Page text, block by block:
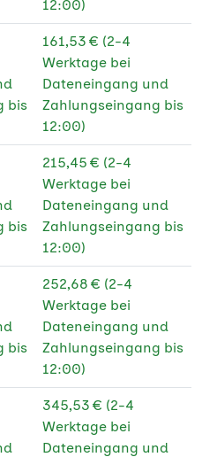
12:00)
bis
161,53 € (2-4
Werktage bei
Dateneingang und
Zahlungseingang bis
12:00)
bis
215,45 € (2-4
Werktage bei
Dateneingang und
Zahlungseingang bis
12:00)
bis
252,68 € (2-4
Werktage bei
Dateneingang und
Zahlungseingang bis
12:00)
345,53 € (2-4
Werktage bei
Dateneingang und